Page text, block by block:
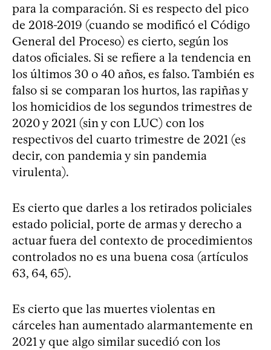
para la comparación. Si es respecto del pico
de 2018-2019 (cuando se modificó el Código
General del Proceso) es cierto, según los
datos oficiales. Si se refiere a la tendencia en
los últimos 30 o 40 años, es falso. También es
falso si se comparan los hurtos, las rapiñas y
los homicidios de los segundos trimestres de
2020 y 2021 (sin y con LUC) con los
respectivos del cuarto trimestre de 2021 (es
decir, con pandemia y sin pandemia
virulenta).
Es cierto que darles a los retirados policiales
estado policial, porte de armas y derecho a
actuar fuera del contexto de procedimientos
controlados no es una buena cosa (artículos
63, 64, 65).
Es cierto que las muertes violentas en
cárceles han aumentado alarmantemente en
2021 y que algo similar sucedió con los